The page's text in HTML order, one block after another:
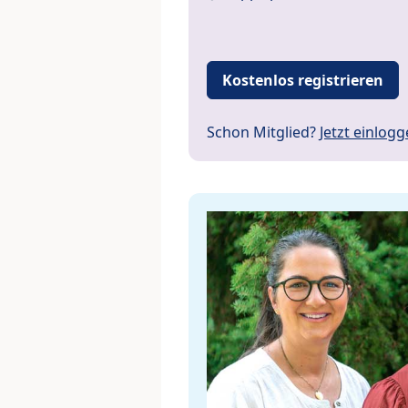
Kostenlos registrieren
Schon Mitglied? Jetzt